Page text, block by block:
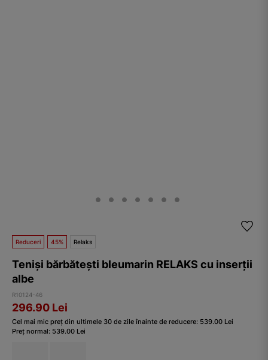
Reduceri 45% Relaks
Teniși bărbătești bleumarin RELAKS cu inserții
albe
R10124-46
296.90 Lei
Cel mai mic preț din ultimele 30 de zile înainte de reducere: 539.00 Lei
Preț normal: 539.00 Lei